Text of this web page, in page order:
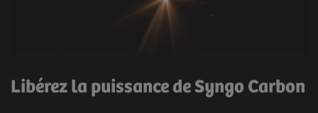
Libérez la puissance de Syngo Carbon